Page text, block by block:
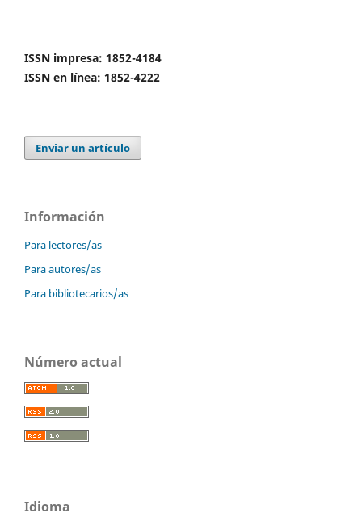
ISSN impresa: 1852-4184
ISSN en línea: 1852-4222
Enviar un artículo
Información
Para lectores/as
Para autores/as
Para bibliotecarios/as
Número actual
Idioma